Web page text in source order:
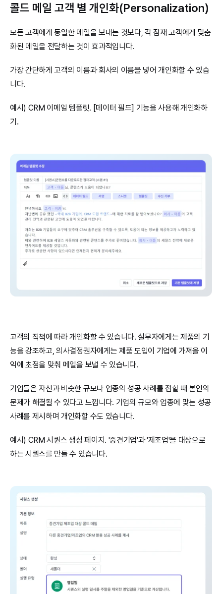
콜드 메일 고객 별 개인화(Personalization)
모든 고객에게 동일한 메일을 보내는 것보다, 각 잠재 고객에게 맞춤
화된 메일을 전달하는 것이 효과적입니다.
가장 간단하게 고객의 이름과 회사의 이름을 넣어 개인화할 수 있습
니다.
예시) CRM 이메일 템플릿. [데이터 필드] 기능을 사용해 개인화하
기.
고객의 직책에 따라 개인화할 수 있습니다. 실무자에게는 제품의 기
능을 강조하고, 의사결정권자에게는 제품 도입이 기업에 가져올 이
익에 초점을 맞춰 메일을 보낼 수 있습니다.
기업들은 자신과 비슷한 규모나 업종의 성공 사례를 접할 때 본인의
문제가 해결될 수 있다고 느낍니다. 기업의 규모와 업종에 맞는 성공
사례를 제시하며 개인화할 수도 있습니다.
예시) CRM 시퀀스 생성 페이지. '중견기업'과 '제조업'을 대상으로
하는 시퀀스를 만들 수 있습니다.